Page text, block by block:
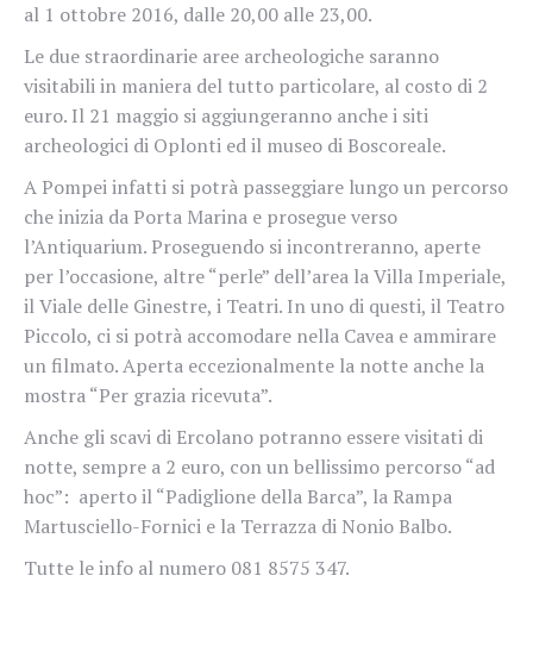
al 1 ottobre 2016, dalle 20,00 alle 23,00.
Le due straordinarie aree archeologiche saranno
visitabili in maniera del tutto particolare, al costo di 2
euro. Il 21 maggio si aggiungeranno anche i siti
archeologici di Oplonti ed il museo di Boscoreale.
A Pompei infatti si potrà passeggiare lungo un percorso
che inizia da Porta Marina e prosegue verso
l’Antiquarium. Proseguendo si incontreranno, aperte
per l’occasione, altre “perle” dell’area la Villa Imperiale,
il Viale delle Ginestre, i Teatri. In uno di questi, il Teatro
Piccolo, ci si potrà accomodare nella Cavea e ammirare
un filmato. Aperta eccezionalmente la notte anche la
mostra “Per grazia ricevuta”.
Anche gli scavi di Ercolano potranno essere visitati di
notte, sempre a 2 euro, con un bellissimo percorso “ad
hoc”: aperto il “Padiglione della Barca”, la Rampa
Martusciello-Fornici e la Terrazza di Nonio Balbo.
Tutte le info al numero 081 8575 347.